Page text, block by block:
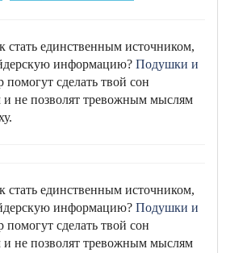
единственным источником,
информацию? Подушки и
помогут сделать твой сон
не позволят тревожным мыслям
единственным источником,
информацию? Подушки и
помогут сделать твой сон
не позволят тревожным мыслям